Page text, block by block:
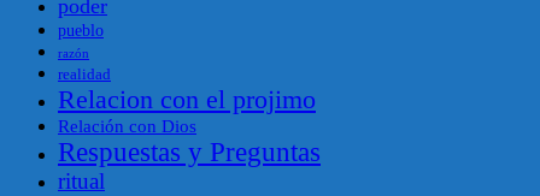
poder
pueblo
razón
realidad
Relacion con el projimo
Relación con Dios
Respuestas y Preguntas
ritual